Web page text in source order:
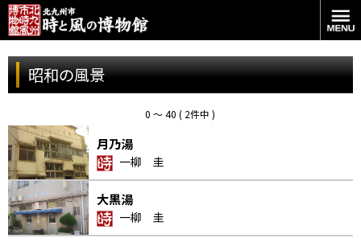
昭和の風景
0 〜 40 ( 2件中 )
月乃湯
一柳 圭
大黒湯
一柳 圭